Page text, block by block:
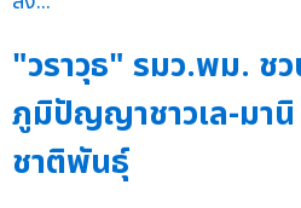
"วราวุธ" รมว.พม. ช
ภูมิปัญญาชาวเล-มา
ชาติพันธุ์